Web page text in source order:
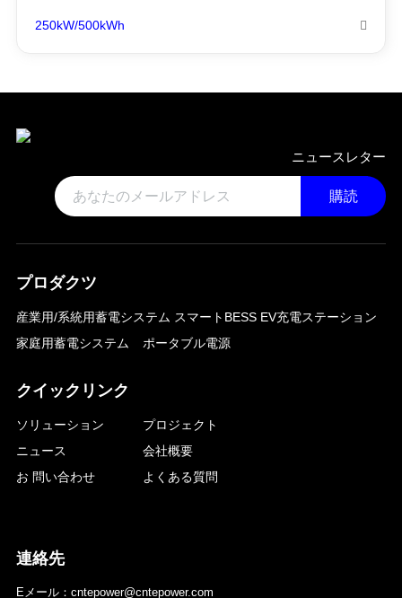
250kW/500kWh 
ニュースレター
購読
プロダクツ
産業用/系統用蓄電システム スマートBESS EV充電ステーション
家庭用蓄電システム
ポータブル電源
クイックリンク
ソリューション
プロジェクト
ニュース
会社概要
お 問い合わせ
よくある質問
連絡先
Eメール：cntepower@cntepower.com